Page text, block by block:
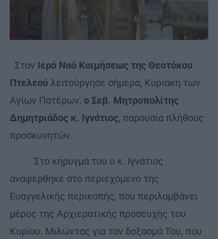
Στον Ιερό Ναό Κοιμήσεως της Θεοτόκου
Πτελεού λειτούργησε σήμερα, Κυριακή των
Αγίων Πατέρων, ο Σεβ. Μητροπολίτης
Δημητριάδος κ. Ιγνάτιος, παρουσία πλήθους
προσκυνητών.
Στο κήρυγμά του ο κ. Ιγνάτιος
αναφέρθηκε στο περιεχόμενο της
Ευαγγελικής περικοπής, που περιλαμβάνει
μέρος της Αρχιερατικής προσευχής του
Κυρίου. Μιλώντας για τον δοξασμό Του, που